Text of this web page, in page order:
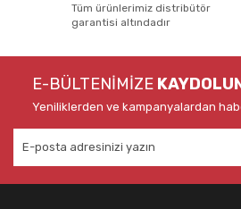
Tüm ürünlerimiz distribütör
garantisi altındadır
E-BÜLTENİMİZE
Yeniliklerden ve kampanyalardan